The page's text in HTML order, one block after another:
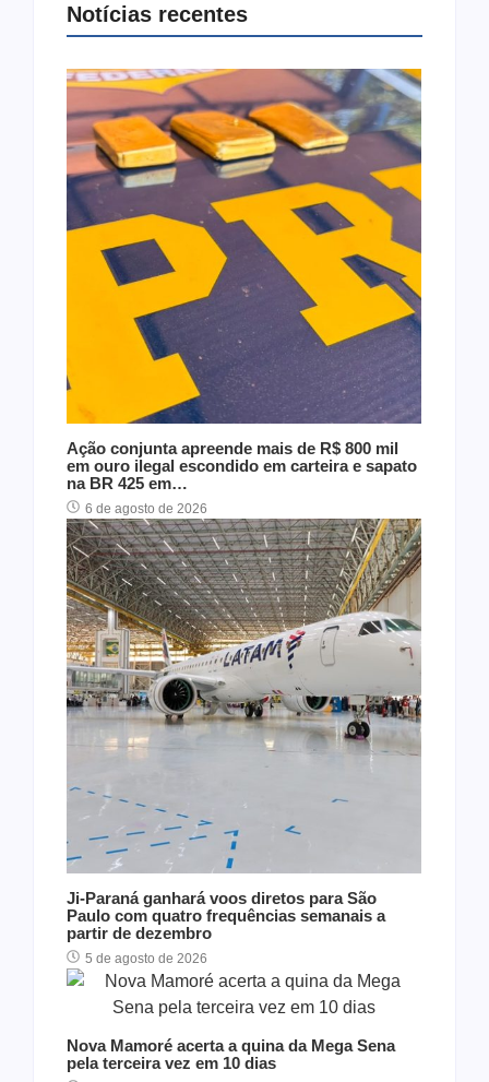
Notícias recentes
Ação conjunta apreende mais de R$ 800 mil
em ouro ilegal escondido em carteira e sapato
na BR 425 em…
6 de agosto de 2026
Ji-Paraná ganhará voos diretos para São
Paulo com quatro frequências semanais a
partir de dezembro
5 de agosto de 2026
Nova Mamoré acerta a quina da Mega Sena
pela terceira vez em 10 dias